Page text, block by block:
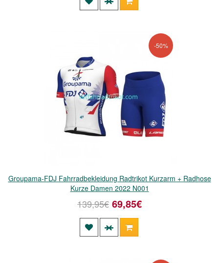
-50%
Groupama-FDJ Fahrradbekleidung Radtrikot Kurzarm + Radhose
Kurze Damen 2022 N001
139,95€ 69,85€